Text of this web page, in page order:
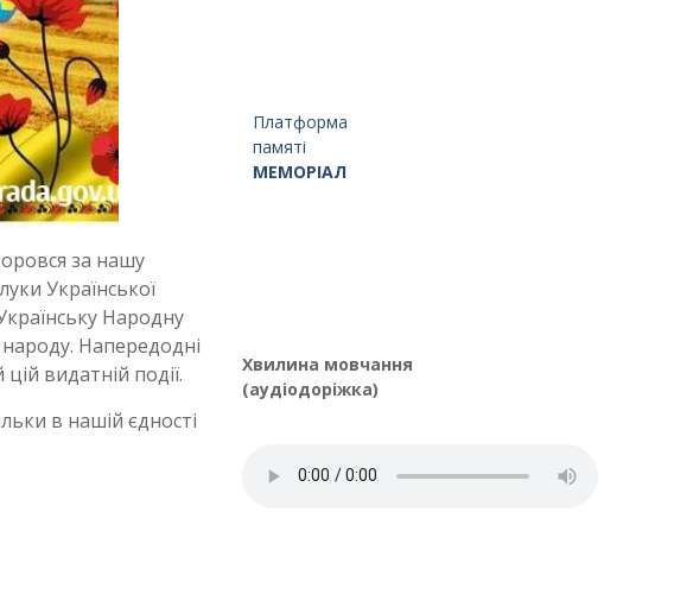
за нашу
Української
Народну
Напередодні
видатній події.
в нашій єдності
Платформа
памяті
МЕМОРІАЛ
Хвилина мовчання
(аудіодоріжка)